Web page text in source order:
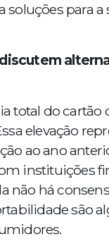
soluções para
total do cartão
elevação
ao ano
instituições
não há
são